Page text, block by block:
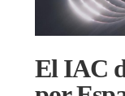
El IAC